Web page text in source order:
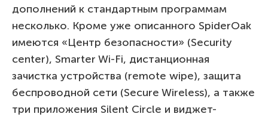
дополнений к стандартным программам
несколько. Кроме уже описанного SpiderOak
имеются «Центр безопасности» (Security
center), Smarter Wi-Fi, дистанционная
зачистка устройства (remote wipe), защита
беспроводной сети (Secure Wireless), а также
три приложения Silent Circle и виджет-